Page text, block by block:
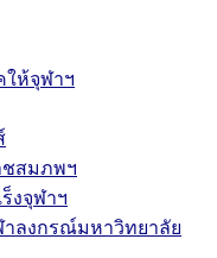
ให้จุฬาฯ
ชสมภพฯ
งจุฬาฯ
าลงกรณ์มหาวิทยาลัย